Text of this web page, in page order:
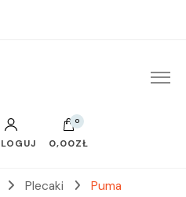
0
0,00ZŁ
Plecaki
Puma